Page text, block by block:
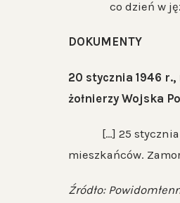
co dzień w
DOKUMENTY
20 stycznia 1946
żołnierzy Wojska
[…] 25 stycznia
mieszkańców.
Źródło: